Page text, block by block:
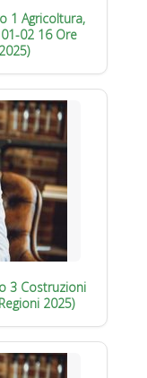
1 Agricoltura,
02 16 Ore
3 Costruzioni
2025)